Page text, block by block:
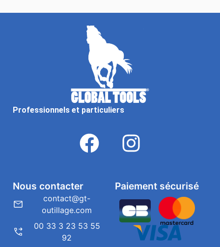
Professionnels et particuliers
Paiement sécurisé
Nous contacter
contact@gt-
outillage.com
00 33 3 23 53 55
92